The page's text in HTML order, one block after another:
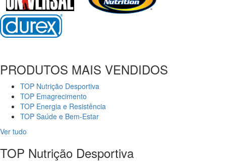
PRODUTOS MAIS VENDIDOS
TOP Nutrição Desportiva
TOP Emagrecimento
TOP Energia e Resistência
TOP Saúde e Bem-Estar
Ver tudo
TOP Nutrição Desportiva